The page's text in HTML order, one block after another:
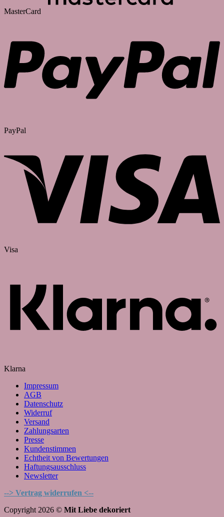
MasterCard
PayPal
Visa
Klarna
Impressum
AGB
Datenschutz
Widerruf
Versand
Zahlungsarten
Presse
Kundenstimmen
Echtheit von Bewertungen
Haftungsausschluss
Newsletter
--> Vertrag widerrufen <--
Copyright 2026 © Mit Liebe dekoriert